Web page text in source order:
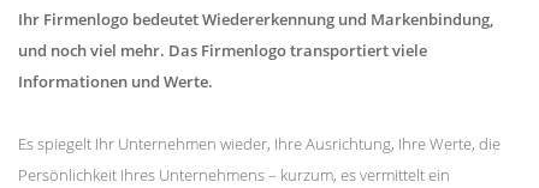
Ihr Firmenlogo bedeutet Wiedererkennung und Markenbindung,
und noch viel mehr. Das Firmenlogo transportiert viele
Informationen und Werte.
Es spiegelt Ihr Unternehmen wieder, Ihre Ausrichtung, Ihre Werte, die
Persönlichkeit Ihres Unternehmens – kurzum, es vermittelt ein